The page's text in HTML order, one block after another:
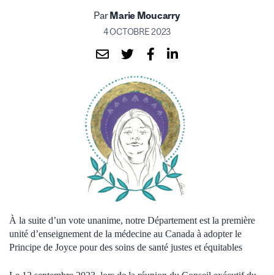
ParMarie Moucarry
4 OCTOBRE 2023
À la suite d’un vote unanime, notre Département est la première
unité d’enseignement de la médecine au Canada à adopter le
Principe de Joyce pour des soins de santé justes et équitables